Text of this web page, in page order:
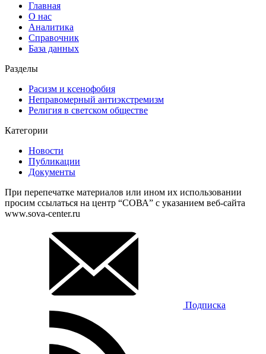
Главная
О нас
Аналитика
Справочник
База данных
Разделы
Расизм и ксенофобия
Неправомерный антиэкстремизм
Религия в светском обществе
Категории
Новости
Публикации
Документы
При перепечатке материалов или ином их использовании
просим ссылаться на центр “СОВА” с указанием веб-сайта
www.sova-center.ru
Подписка